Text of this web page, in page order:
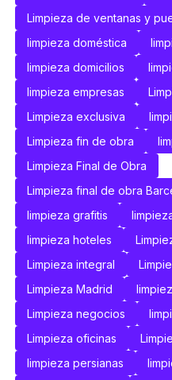
Limpieza de ventanas y
limpieza doméstica
limpieza domicilios
limpieza empresas
Limpieza exclusiva
Limpieza fin de obra
Limpieza Final de Obra
Limpieza final de obra
limpieza grafitis
limpieza hoteles
Limpieza integral
Limpieza Madrid
Limpieza negocios
Limpieza oficinas
limpieza persianas